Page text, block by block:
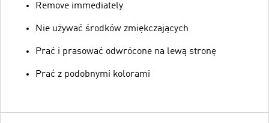
Remove immediately
Nie używać środków zmiękczających
Prać i prasować odwrócone na lewą stronę
Prać z podobnymi kolorami